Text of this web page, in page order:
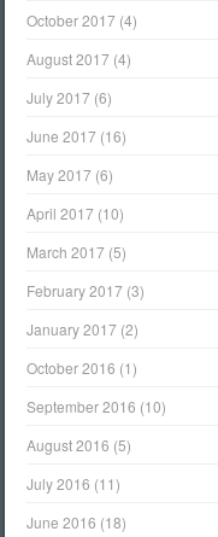
October 2017(4)
August 2017(4)
July 2017(6)
June 2017(16)
May 2017(6)
April 2017(10)
March 2017(5)
February 2017(3)
January 2017(2)
October 2016 (1)
September 2016 (10)
August 2016 (5)
July 2016 (11)
June 2016 (18)